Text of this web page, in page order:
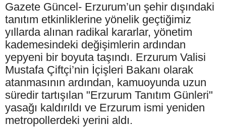
Gazete Güncel- Erzurum’un şehir dışındaki
tanıtım etkinliklerine yönelik geçtiğimiz
yıllarda alınan radikal kararlar, yönetim
kademesindeki değişimlerin ardından
yepyeni bir boyuta taşındı. Erzurum Valisi
Mustafa Çiftçi’nin İçişleri Bakanı olarak
atanmasının ardından, kamuoyunda uzun
süredir tartışılan "Erzurum Tanıtım Günleri"
yasağı kaldırıldı ve Erzurum ismi yeniden
metropollerdeki yerini aldı.